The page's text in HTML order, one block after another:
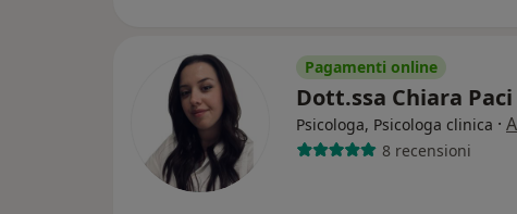
Pagamenti online
Dott.ssa Chiara Paci
Psicologa, Psicologa clinica ·
8 recensioni